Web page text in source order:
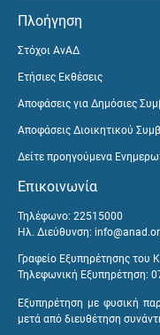
Πλοήγηση
Στόχοι ΑνΑΔ
Ετήσιες Εκθέσεις
Αποφάσεις για Δημόσιες
Αποφάσεις Διοικητικού
Δείτε προηγούμενα
Επικοινωνία
Τηλέφωνο: 22515000
Ηλ. Διεύθυνση:
Γραφείο Εξυπηρέτησης του
Τηλεφωνική Εξυπηρέτηση:
Εξυπηρέτηση με φυσική
μετά από διευθέτηση